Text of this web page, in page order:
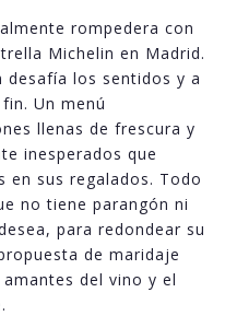
rompedera con
Michelin en Madrid.
desafía los sentidos y a
Un menú
llenas de frescura y
inesperados que
en sus regalados. Todo
no tiene parangón ni
para redondear su
de maridaje
del vino y el